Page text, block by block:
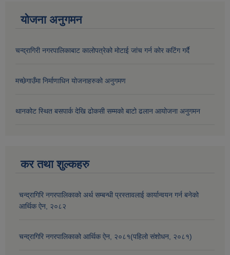
योजना अनुगमन
चन्द्रागिरी नगरपालिकाबाट कालोपत्रेको मोटाई जांच गर्न कोर कटिंग गर्दै
मच्छेगाउँमा निर्माणाधिन योजनाहरुको अनुगमण
थानकोट स्थित बसपार्क देखि ढोकसी सम्मको बाटो ढलान आयोजना अनुगमन
कर तथा शुल्कहरु
चन्द्रागिरि नगरपालिकाको अर्थ सम्बन्धी प्रस्तावलाई कार्यान्वयन गर्न बनेको
आर्थिक ऐन, २०८२
चन्द्रागिरि नगरपालिकाको आर्थिक ऐन, २०८१(पहिलो संशोधन, २०८१)